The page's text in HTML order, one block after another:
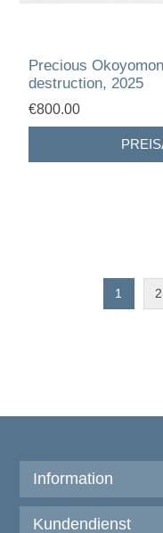
Precious
destruction, 2025
€800.00
1 2
Information
Kundendienst